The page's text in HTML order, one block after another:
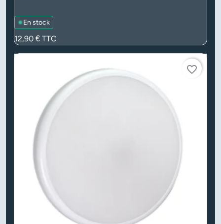
En stock
Prix
12,90 € TTC
favorite_border